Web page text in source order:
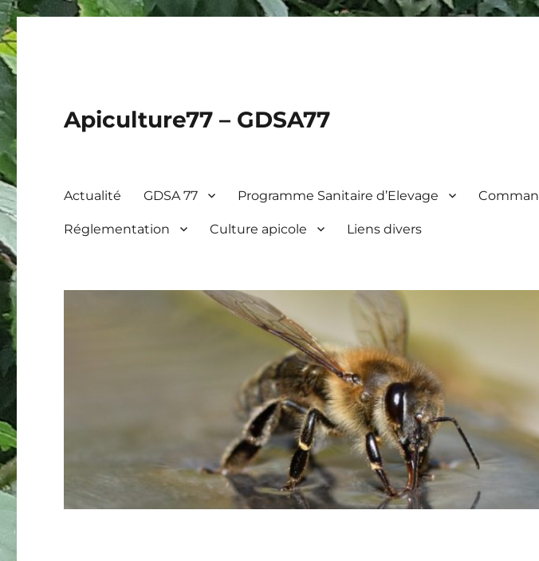
Apiculture77 – GDSA77
Actualité GDSA 77 Programme Sanitaire d’Elevage
Réglementation Culture apicole Liens divers